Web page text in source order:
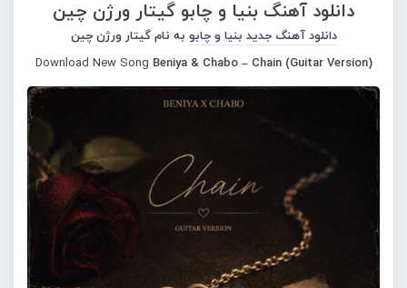
دانلود آهنگ بنیا و چابو گیتار ورژن چین
دانلود آهنگ جدید بنیا و چابو به نام گیتار ورژن چین
Download New Song Beniya & Chabo – Chain (Guitar Version)